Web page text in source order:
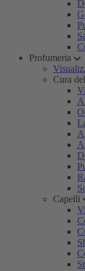
Profumeria
Cura
Capelli